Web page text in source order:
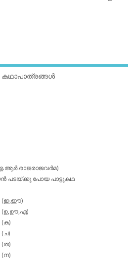
കഥാപാത്രങ്ങള്‍
പടയ്‌ക്കു പോയ പാട്ടുകഥ
(ഇ,ഈ)